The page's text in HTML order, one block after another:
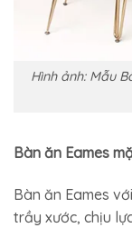
Hình ảnh: Mẫu
Bàn ăn Eames
Bàn ăn Eames
trầy xước, chịu